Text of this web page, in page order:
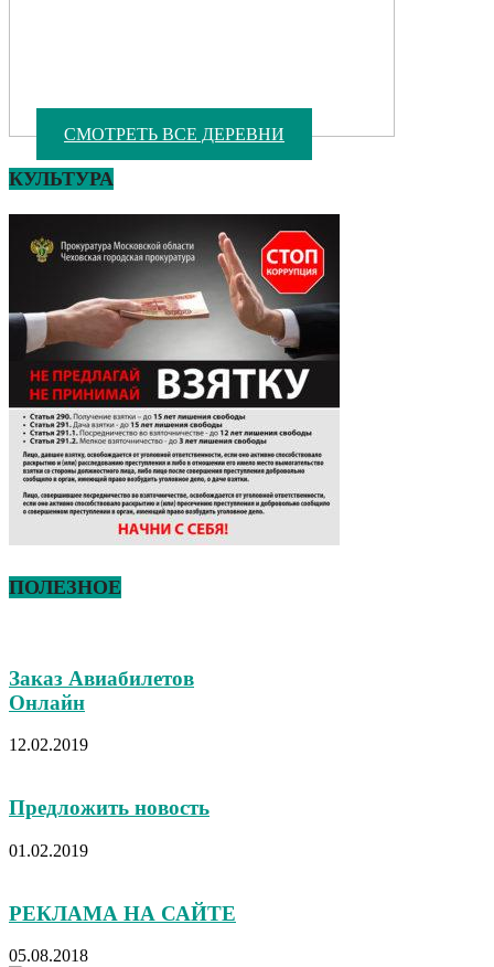
СМОТРЕТЬ ВСЕ ДЕРЕВНИ
КУЛЬТУРА
ПОЛЕЗНОЕ
Заказ Авиабилетов
Онлайн
12.02.2019
Предложить новость
01.02.2019
РЕКЛАМА НА САЙТЕ
05.08.2018